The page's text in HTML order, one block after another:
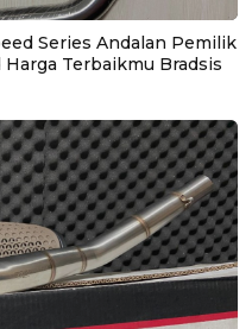
Series Andalan Pemilik
Terbaikmu Bradsis